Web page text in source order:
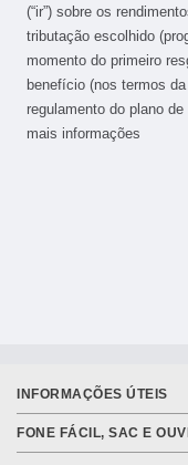
(“ir”) sobre os
tributação escolhido
momento do primeiro
benefício (nos termos
regulamento do plano
mais informações
INFORMAÇÕES ÚTEIS
FONE FÁCIL, SAC E